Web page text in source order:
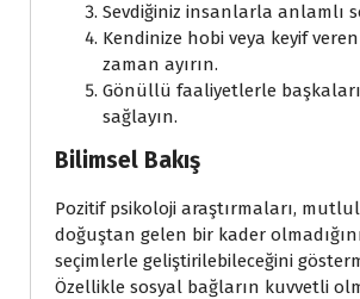
Sevdiğiniz insanlarla anlamlı
Kendinize hobi veya keyif
zaman ayırın.
Gönüllü faaliyetlerle
sağlayın.
Bilimsel Bakış
Pozitif psikoloji araştırmaları,
doğuştan gelen bir kader
seçimlerle geliştirilebileceğini
Özellikle sosyal bağların kuvvetli